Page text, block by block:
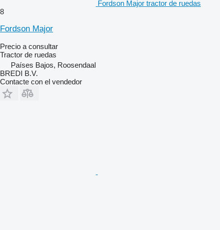
Fordson Major tractor de ruedas
8
Fordson Major
Precio a consultar
Tractor de ruedas
Países Bajos, Roosendaal
BREDI B.V.
Contacte con el vendedor